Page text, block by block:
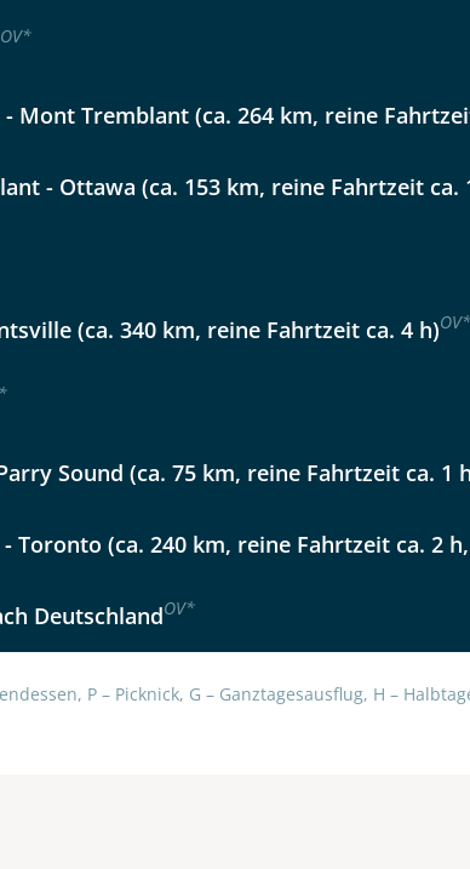
OV*
Mont Tremblant (ca. 264 km, reine
- Ottawa (ca. 153 km, reine Fahrtzeit ca.
(ca. 340 km, reine Fahrtzeit ca. 4 h)OV*
Sound (ca. 75 km, reine Fahrtzeit ca. 1
Toronto (ca. 240 km, reine Fahrtzeit ca. 2
DeutschlandOV*
P – Picknick, G – Ganztagesausflug, H –